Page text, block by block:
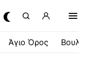
Άγιο Όρος